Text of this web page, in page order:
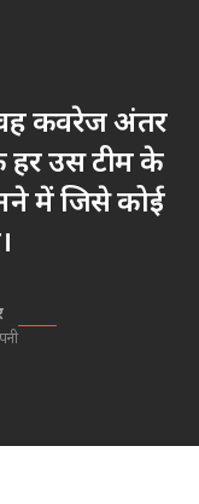
कवरेज अंतर
हर उस टीम के
में जिसे कोई